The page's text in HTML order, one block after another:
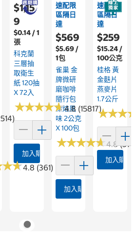
★★
★★4.8 (361)
$1,15
9
$0.14 / 1
張
科克蘭
三層抽
取衛生
紙 120抽
X 72入
★★★★★
★★★★★4.8 (15817)
加入購物車
速配限
區隔日
達
$569
$5.69 /
1包
雀巢 金
牌微研
磨咖啡
隨行包
深焙風
味 2公克
X 100包
★★★★★
★★★★★4.8
加入購物車
速配限
區隔日
達
$259
$15.24 /
100公克
桂格 黃
金麩片
燕麥片
1.7公斤
★★★
★★★
加入購物